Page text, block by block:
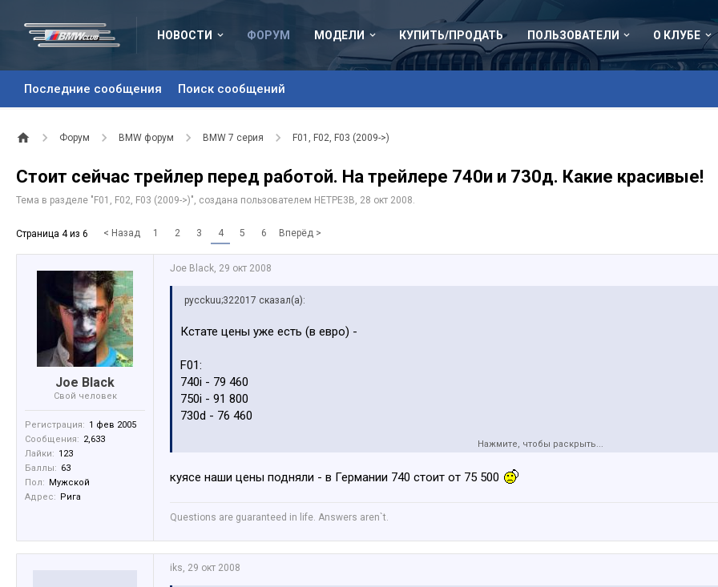
НОВОСТИ ФОРУМ
Последние сообщения Поиск сообщений
МОДЕЛИ КУПИТЬ/ПРОДАТЬ ПОЛЬЗОВАТЕЛИ О КЛУБЕ
Форум BMW форум BMW 7 серия F01, F02, F03 (2009->)
Стоит сейчас трейлер перед работой. На трейлере 740и и 730д. Какие красивые!
Тема в разделе " F01, F02, F03 (2009->)", создана пользователем HETPE3B, 28 окт 2008.
Страница 4 из 6 < Назад 1 2 3 4 5 6 Вперёд >
Joe Black
Свой человек
Регистрация: 1 фев 2005
Сообщения: 2,633
Лайки: 123
Баллы: 63
Пол: Мужской
Адрес: Рига
Joe Black, 29 окт 2008
pycckuu;322017 сказал(а):
Кстате цены уже есть (в евро) -
F01:
740i - 79 460
750i - 91 800
730d - 76 460
750iL - 96 300
Нажмите, чтобы раскрыть...
куясе наши цены подняли - в Германии 740 стоит от 75 500
Questions are guaranteed in life. Answers aren`t.
iks, 29 окт 2008